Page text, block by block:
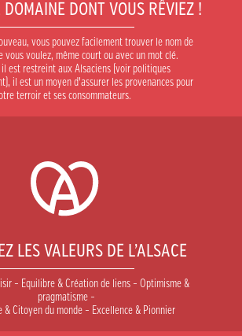
DOMAINE DONT VOUS RÊVIEZ !
vous pouvez facilement trouver le nom de
vous voulez, même court ou avec un mot clé.
il est restreint aux Alsaciens (voir politiques
il est un moyen d’assurer les provenances pour
terroir et ses consommateurs.
LES VALEURS DE L’ALSACE
– Equilibre & Création de liens – Optimisme &
pragmatisme –
& Citoyen du monde – Excellence & Pionnier